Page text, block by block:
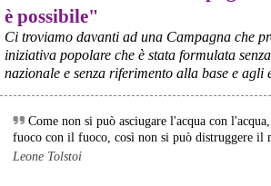
Il governatore di Puglia Decaro esce dal
preoccupato di come era entrato, lamentando
sulla procedura di gara e ribadendo la
dello Stato.
Anche il sindaco di Taranto, Bitetti, chiede un
chiaro, garanzie sulla salute e strumenti di
dell’area a freddo. La Provincia parla di un
Fonte: Cronache Tarantine
è possibile"
Ci troviamo davanti ad una Campagna che
iniziativa popolare che è stata formulata
nazionale e senza riferimento alla base e agli
Come non si può asciugare l'acqua con
fuoco con il fuoco, così non si può distruggere il
Leone Tolstoi